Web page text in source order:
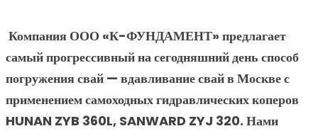
Компания ООО «К-ФУНДАМЕНТ» предлагает
самый прогрессивный на сегодняшний день способ
погружения свай — вдавливание свай в Москве с
применением самоходных гидравлических коперов
HUNAN ZYB 360L, SANWARD ZYJ 320. Нами